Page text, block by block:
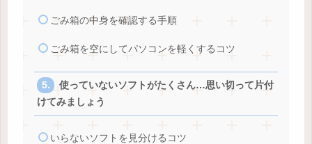
ごみ箱の中身を確認する手順
ごみ箱を空にしてパソコンを軽くするコツ
使っていないソフトがたくさん…思い切って片付
けてみましょう
いらないソフトを見分けるコツ